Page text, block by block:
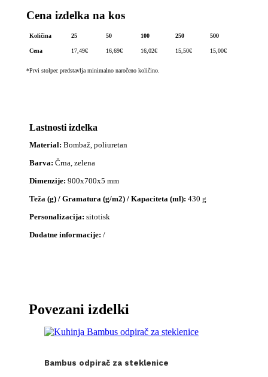
Cena izdelka na kos
Količina 25 50 100 250 500
Cena 17,49€ 16,69€ 16,02€ 15,50€ 15,00€
*Prvi stolpec predstavlja minimalno naročeno količino.
Lastnosti izdelka
Material: Bombaž, poliuretan
Barva: Črna, zelena
Dimenzije: 900x700x5 mm
Teža (g) / Gramatura (g/m2) / Kapaciteta (ml): 430 g
Personalizacija: sitotisk
Dodatne informacije: /
Povezani izdelki
Bambus odpirač za steklenice